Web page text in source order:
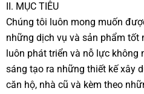
II. MỤC TIÊU
Chúng tôi luôn mong muốn
những dịch vụ và sản phẩm tốt
luôn phát triển và nỗ lực không
sáng tạo ra những thiết kế xây
căn hộ, nhà cũ và kèm theo